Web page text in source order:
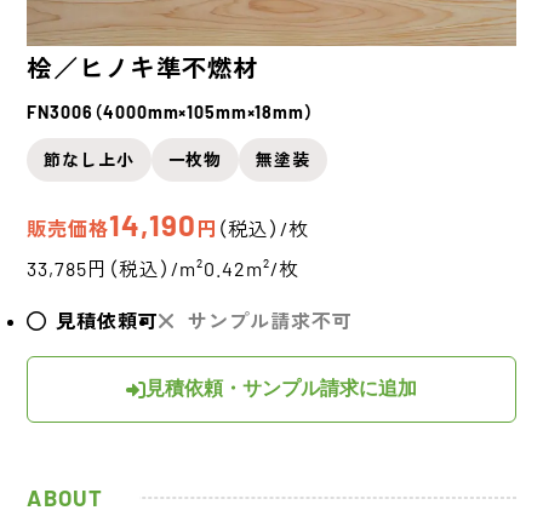
桧／ヒノキ 準不燃材
FN3006（4000mm×105mm×18mm）
節なし上小 一枚物 無塗装
販売価格14,190 円 （税込）/枚
33,785円（税込）/m²0.42m²/枚
見積依頼可 サンプル請求不可
見積依頼・サンプル請求に追加
ABOUT